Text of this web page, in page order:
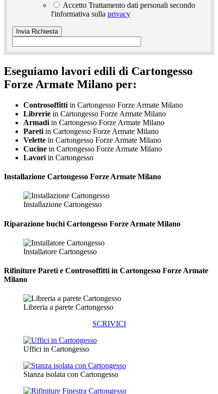
Accetto Trattamento dati personali secondo
l'informativa sulla privacy
Eseguiamo lavori edili di Cartongesso
Forze Armate Milano per:
Controsoffitti in Cartongesso Forze Armate Milano
Librerie in Cartongesso Forze Armate Milano
Armadi in Cartongesso Forze Armate Milano
Pareti in Cartongesso Forze Armate Milano
Velette in Cartongesso Forze Armate Milano
Cucine in Cartongesso Forze Armate Milano
Lavori in Cartongesso
Installazione Cartongesso Forze Armate Milano
Installazione Cartongesso
Riparazione buchi Cartongesso Forze Armate Milano
Installatore Cartongesso
Rifiniture Pareti e Controsoffitti in Cartongesso Forze Armate
Milano
Libreria a parete Cartongesso
SCRIVICI
Uffici in Cartongesso
Stanza isolata con Cartongesso